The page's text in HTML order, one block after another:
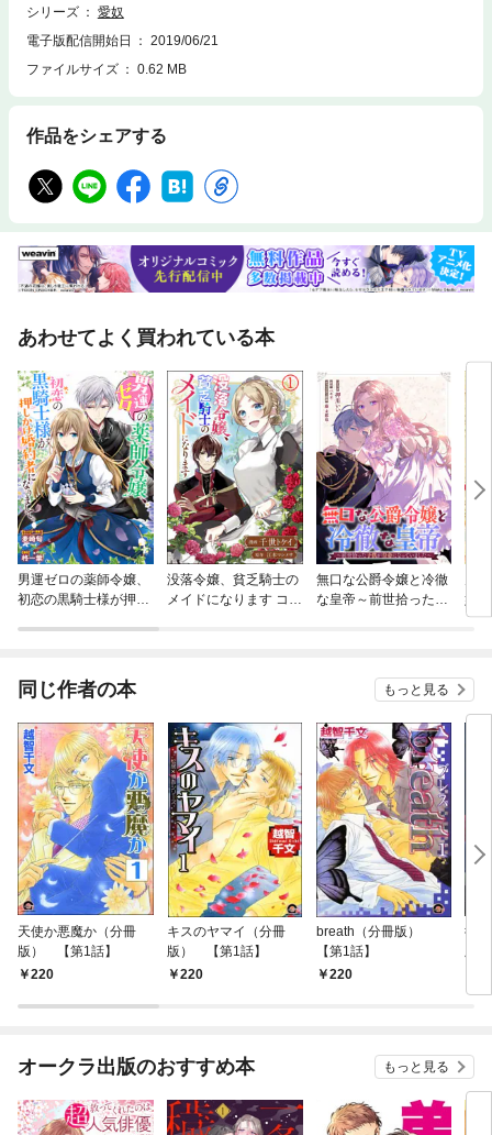
シリーズ
愛奴
電子版配信開始日
2019/06/21
ファイルサイズ
0.62 MB
作品をシェアする
あわせてよく買われている本
男運ゼロの薬師令嬢、
初恋の黒騎士様が押し
没落令嬢、貧乏騎士の
メイドになります コミ
無口な公爵令嬢と冷徹
な皇帝～前世拾った子
婚
同じ作者の本 もっと見る
天使か悪魔か（分冊
版） 【第1話】
220
キスのヤマイ（分冊
版） 【第1話】
220
breath（分冊版）
【第1話】
220
彼
版
オークラ出版のおすすめ本 もっと見る